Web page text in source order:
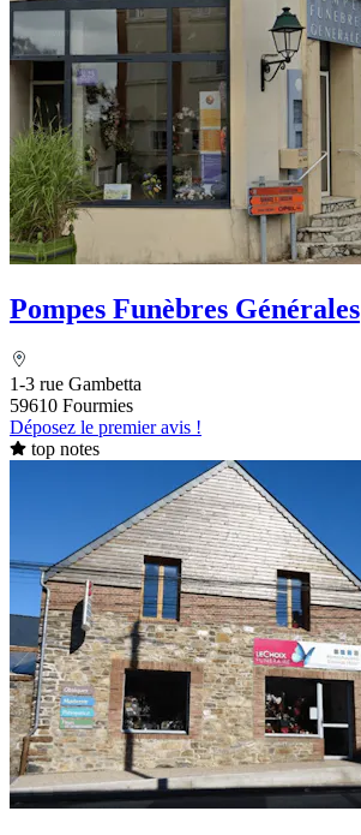
Pompes Funèbres Générales
1-3 rue Gambetta
59610 Fourmies
Déposez le premier avis !
top notes